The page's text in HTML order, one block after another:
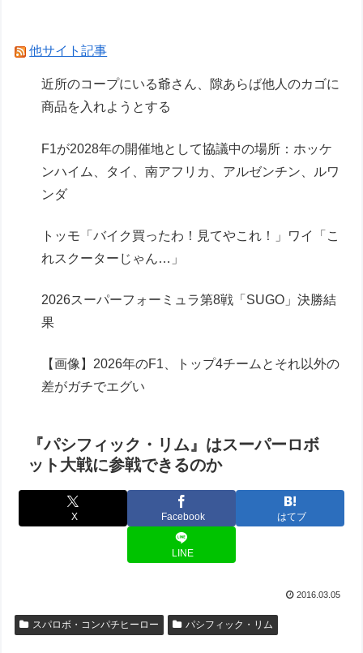
しといてあげよ
「メガミデバイス 皇巫（オウブ） ツクヨミ レガ
リア」コトブキヤデビュー…
他サイト記事
近所のコープにいる爺さん、隙あらば他人のカゴに
商品を入れようとする
F1が2028年の開催地として協議中の場所：ホッケ
ンハイム、タイ、南アフリカ、アルゼンチン、ルワ
ンダ
トッモ「バイク買ったわ！見てやこれ！」ワイ「こ
れスクーターじゃん…」
2026スーパーフォーミュラ第8戦「SUGO」決勝結
果
【画像】2026年のF1、トップ4チームとそれ以外の
差がガチでエグい
『パシフィック・リム』はスーパーロボ
ット大戦に参戦できるのか
X Facebook はてブ
LINE
2016.03.05
スパロボ・コンパチヒーロー パシフィック・リム